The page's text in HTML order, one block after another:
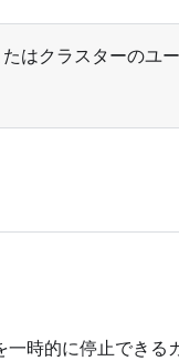
はクラスターのユ
一時的に停止できる